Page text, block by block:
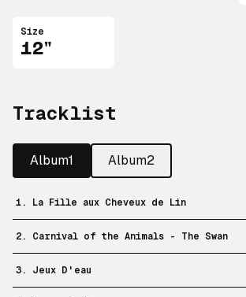
Size
12"
Tracklist
Album1 Album2
1. La Fille aux Cheveux de Lin
2. Carnival of the Animals - The Swan
3. Jeux D'eau